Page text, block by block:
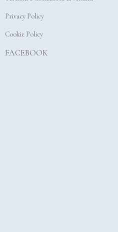
Privacy Policy
Cookie Policy
FACEBOOK